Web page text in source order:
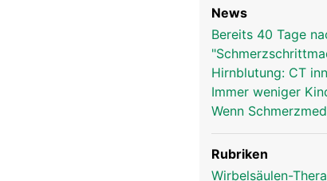
News
Bereits 40 Tage
Hirnblutung: CT
Immer weniger
Wenn
Rubriken
Wirbelsäulen-